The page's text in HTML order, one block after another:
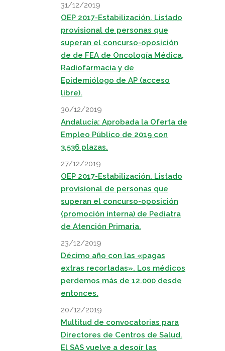
31/12/2019
OEP 2017-Estabilización. Listado
provisional de personas que
superan el concurso-oposición
de de FEA de Oncología Médica,
Radiofarmacia y de
Epidemiólogo de AP (acceso
libre).
30/12/2019
Andalucía: Aprobada la Oferta de
Empleo Público de 2019 con
3.536 plazas.
27/12/2019
OEP 2017-Estabilización. Listado
provisional de personas que
superan el concurso-oposición
(promoción interna) de Pediatra
de Atención Primaria.
23/12/2019
Décimo año con las «pagas
extras recortadas». Los médicos
perdemos más de 12.000 desde
entonces.
20/12/2019
Multitud de convocatorias para
Directores de Centros de Salud.
El SAS vuelve a desoír las